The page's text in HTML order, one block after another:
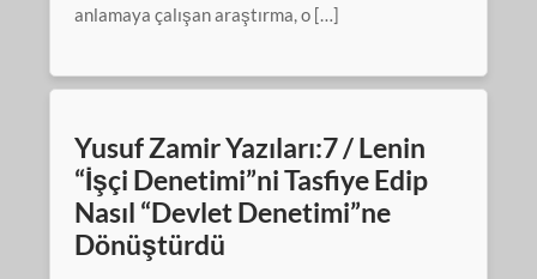
anlamaya çalışan araştırma, o […]
Yusuf Zamir Yazıları:7 / Lenin
“İşçi Denetimi”ni Tasfiye Edip
Nasıl “Devlet Denetimi”ne
Dönüştürdü